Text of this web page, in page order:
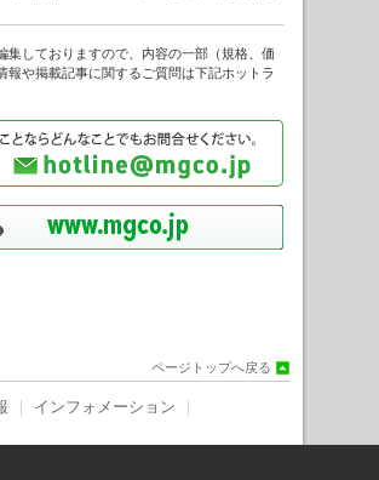
集しておりますので、内容の一部（規格、価
や掲載記事に関するご質問は下記ホットラ
ページトップへ戻る
インフォメーション